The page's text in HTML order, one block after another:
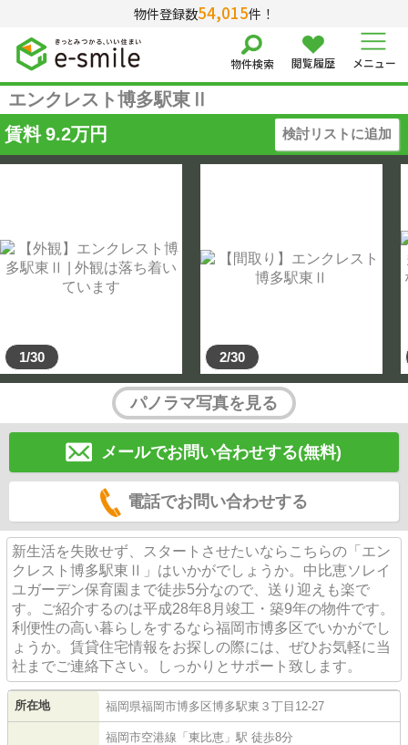
物件登録数54,015件！
物件検索 閲覧履歴 メニュー
エンクレスト博多駅東Ⅱ
賃料 9.2万円 検討リストに追加
1/30 2/30
パノラマ写真を見る
メールでお問い合わせする(無料)
電話でお問い合わせする
新生活を失敗せず、スタートさせたいならこちらの「エン
クレスト博多駅東Ⅱ」はいかがでしょうか。中比恵ソレイ
ユガーデン保育園まで徒歩5分なので、送り迎えも楽で
す。ご紹介するのは平成28年8月竣工・築9年の物件です。
利便性の高い暮らしをするなら福岡市博多区でいかがでし
ょうか。賃貸住宅情報をお探しの際には、ぜひお気軽に当
社までご連絡下さい。しっかりとサポート致します。
所在地 福岡県福岡市博多区博多駅東 ３丁目12-27
福岡市空港線 「東比恵 」駅 徒歩8分